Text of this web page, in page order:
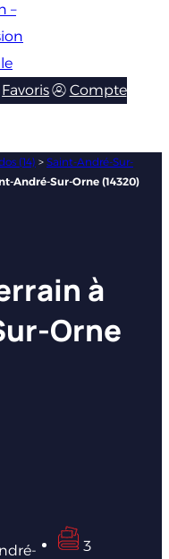
–
Favoris Compte
(14) > Saint-André-Sur-
André-Sur-Orne (14320)
à
Orne
3